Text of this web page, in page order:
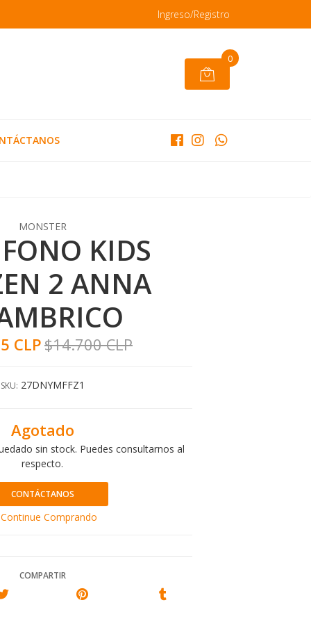
Ingreso/Registro
0
MONSTER
KIDS
2 ANNA
CLP$14.700 CLP
SKU: 27DNYMFFZ1
Agotado
sin stock. Puedes consultarnos al
respecto.
CONTÁCTANOS
Comprando
COMPARTIR